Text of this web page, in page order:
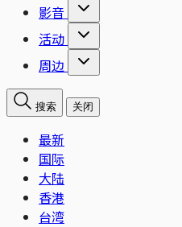
影音
活动
周边
搜索 关闭
最新
国际
大陆
香港
台湾